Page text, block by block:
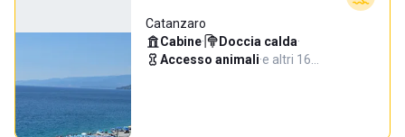
Catanzaro
Cabine· Doccia calda·
Accesso animali·e altri 16…